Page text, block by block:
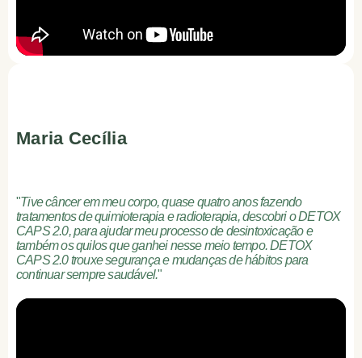
Maria Cecília
"Tive câncer em meu corpo, quase quatro anos fazendo
tratamentos de quimioterapia e radioterapia, descobri o DETOX
CAPS 2.0, para ajudar meu processo de desintoxicação e
também os quilos que ganhei nesse meio tempo. DETOX
CAPS 2.0 trouxe segurança e mudanças de hábitos para
continuar sempre saudável."